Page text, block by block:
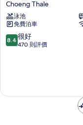
Arinara
Beach
度
假
村
Choeng Thale
泳池
免費泊車
8.4
分
很
8.4 很好
470 則評價